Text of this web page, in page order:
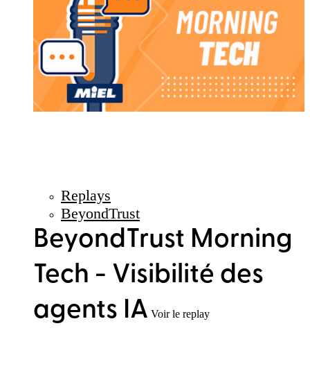
Replays
BeyondTrust
BeyondTrust Morning
Tech - Visibilité des
agents IA Voir le replay